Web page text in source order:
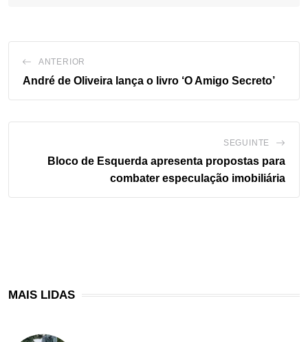
ANTERIOR
André de Oliveira lança o livro ‘O Amigo Secreto’
SEGUINTE
Bloco de Esquerda apresenta propostas para
combater especulação imobiliária
MAIS LIDAS